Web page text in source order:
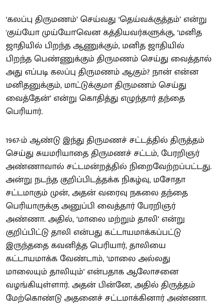
‘கலப்பு திருமணம்’ செய்வது ‘தெய்வக்குத்தம்’ என்று
'குய்யோ முய்யோ'வென கத்தியவர்களுக்கு, ‘மனித
ஜாதியில் பிறந்த ஆணுக்கும், மனித ஜாதியில்
பிறந்த பெண்ணுக்கும் திருமணம் செய்து வைத்தால்
அது எப்படி கலப்பு திருமணம் ஆகும்? நான் என்ன
மனிதனுக்கும், மாட்டுக்குமா திருமணம் செய்து
வைத்தேன்’ என்று கொதித்து எழுந்தார் தந்தை
பெரியார்.
1967-ம் ஆண்டு இந்து திருமணச் சட்டத்தில் திருத்தம்
செய்து சுயமரியாதை திருமணச் சட்டம், பேரறிஞர்
அண்ணாவால் சட்டமன்றத்தில் நிறைவேற்றப்பட்டது.
அன்று நடந்த குறிப்பிடத்தக்க நிகழ்வு, மசோதா
சட்டமாகும் முன், அதன் வரைவு நகலை தந்தை
பெரியாருக்கு அனுப்பி வைத்தார் பேரறிஞர்
அண்ணா. அதில், ‘மாலை மற்றும் தாலி’ என்று
குறிப்பிட்டு தாலி என்பது கட்டாயமாக்கப்பட்டு
இருந்ததை கவனித்த பெரியார், தாலியை
கட்டாயமாக்க வேண்டாம், ‘மாலை அல்லது
மாலையும் தாலியும்’ என்பதாக ஆலோசனை
வழங்கியுள்ளார். அதன் பின்னே, அதில் திருத்தம்
மேற்கொண்டு அதனைச் சட்டமாக்கினார் அண்ணா.